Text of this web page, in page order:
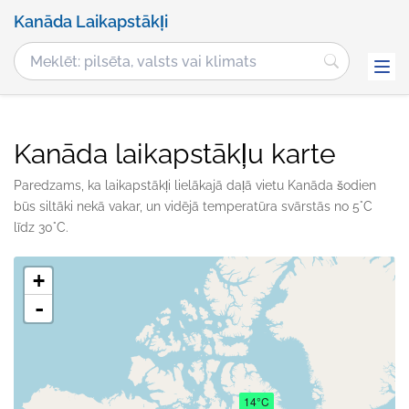
Kanāda Laikapstākļi
Kanāda laikapstākļu karte
Paredzams, ka laikapstākļi lielākajā daļā vietu Kanāda šodien
būs siltāki nekā vakar, un vidējā temperatūra svārstās no 5°C
līdz 30°C.
14°C
+
-